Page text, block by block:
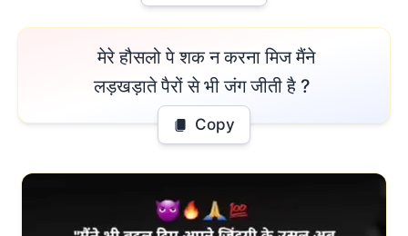
मेरे हौसलो पे शक न करना मिज मैंने
लड़खड़ाते पैरों से भी जंग जीती है ?
Copy